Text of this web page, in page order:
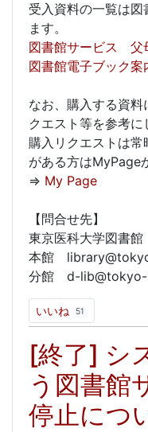
受入資料の一覧は図
ます。
図書館サービス 父
図書館電子ブック
なお、購入する資料
クエスト等を参考に
購入リクエストは
がある方はMyPage
⇒ My Page
【問合せ先】
東京医科大学図書館
本館
分館 d-lib@tokyo-
いいね 51
[終了] シ
う図書館
停止につ